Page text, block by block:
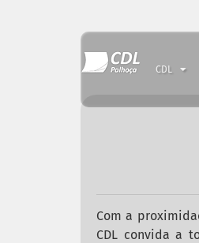
CDL
Com a
CDL convida a